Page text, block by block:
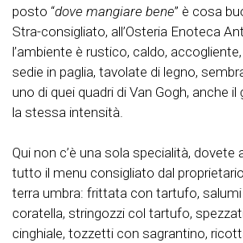
posto “dove mangiare bene” è cosa
Stra-consigliato, all’Osteria Enoteca
l’ambiente è rustico, caldo,
sedie in paglia, tavolate di legno,
uno di quei quadri di Van Gogh, anche il
la stessa intensità.
Qui non c’è una sola specialità, dovete
tutto il menu consigliato dal
terra umbra: frittata con tartufo,
coratella, stringozzi col tartufo,
cinghiale, tozzetti con sagrantino,